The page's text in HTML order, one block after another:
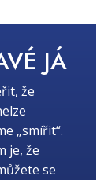
JÁ
že
„smířit“.
je, že
se